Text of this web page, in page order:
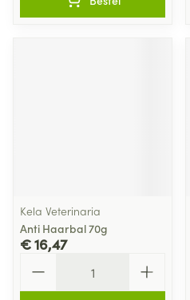
Kela Veterinaria
Anti Haarbal 70g
€ 16,47